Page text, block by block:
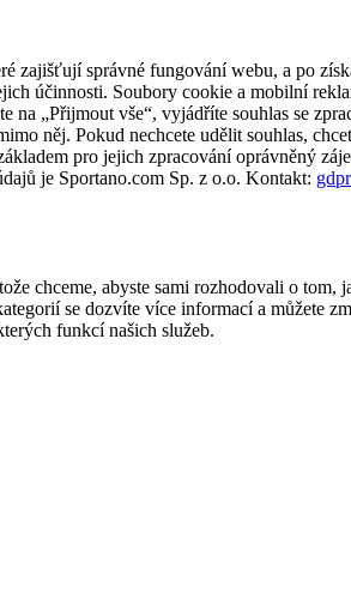
zajišťují správné fungování webu, a po
účinnosti. Soubory cookie a mobilní
„Přijmout vše“, vyjádříte souhlas se
něj. Pokud nechcete udělit souhlas,
pro jejich zpracování oprávněný
je Sportano.com Sp. z o.o. Kontakt:
chceme, abyste sami rozhodovali o tom,
se dozvíte více informací a můžete
funkcí našich služeb.